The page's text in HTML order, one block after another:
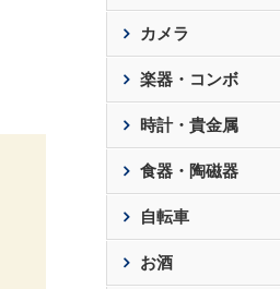
カメラ
楽器・コンボ
時計・貴金属
食器・陶磁器
自転車
お酒